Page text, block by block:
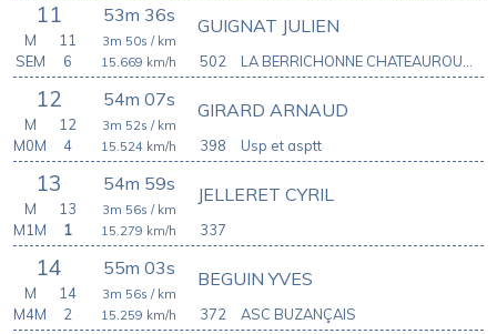
11 53m 36s
502
GUIGNAT JULIEN
3m 50s / km
15.669 km/h
M
11
SEM
6
12 54m 07s
398
GIRARD ARNAUD
3m 52s / km
15.524 km/h
M
12
M0M
4 Usp et asptt
13 54m 59s
337
JELLERET CYRIL
3m 56s / km
15.279 km/h
M
13
M1M
1
14 55m 03s
372
BEGUIN YVES
3m 56s / km
15.259 km/h
M
14
M4M
2 ASC BUZANÇAIS